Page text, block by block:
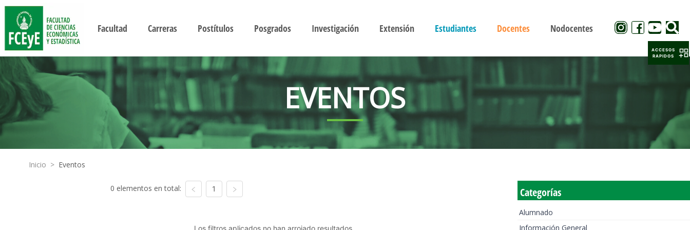
Facultad Carreras Postítulos Posgrados Investigación Extensión Estudiantes Docentes Nodocentes
EVENTOS
Inicio > Eventos
0 elementos en total: 1
Los filtros aplicados no han arrojado resultados
Categorías
Alumnado
Información General
ACCESOS
RAPIDOS